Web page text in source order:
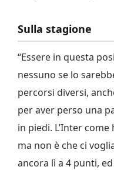
Sulla stagione
“Essere in questa
nessuno se lo
percorsi diversi,
per aver perso una
in piedi. L’Inter
ma non è che ci
ancora lì a 4 punti,